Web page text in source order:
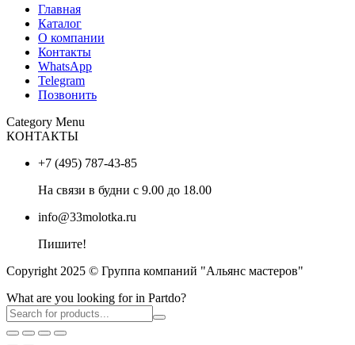
Главная
Каталог
О компании
Контакты
WhatsApp
Telegram
Позвонить
Category Menu
КОНТАКТЫ
+7 (495) 787-43-85
На связи в будни с 9.00 до 18.00
info@33molotka.ru
Пишите!
Copyright 2025 © Группа компаний "Альянс мастеров"
What are you looking for in Partdo?